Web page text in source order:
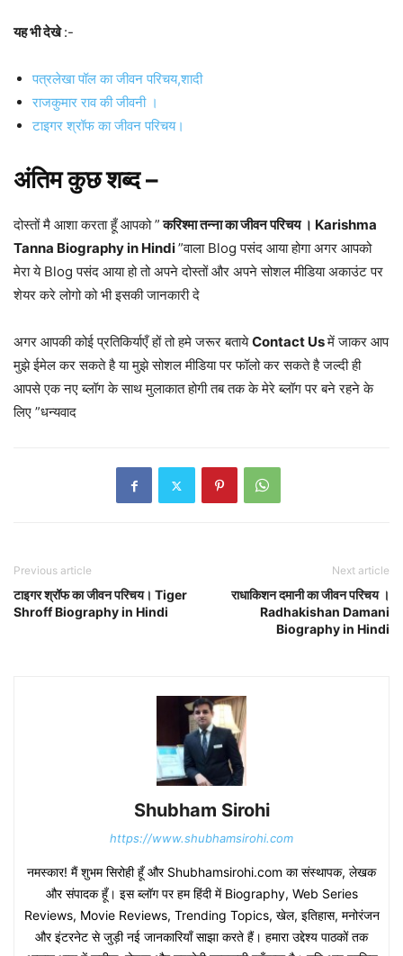
यह भी देखे:-
पत्रलेखा पॉल का जीवन परिचय,शादी
राजकुमार राव की जीवनी ।
टाइगर श्रॉफ का जीवन परिचय।
अंतिम कुछ शब्द –
दोस्तों मै आशा करता हूँ आपको ”करिश्मा तन्ना का जीवन परिचय । Karishma
Tanna Biography in Hindi”वाला Blog पसंद आया होगा अगर आपको
मेरा ये Blog पसंद आया हो तो अपने दोस्तों और अपने सोशल मीडिया अकाउंट पर
शेयर करे लोगो को भी इसकी जानकारी दे
अगर आपकी कोई प्रतिकिर्याएँ हों तो हमे जरूर बतायेContact Usमें जाकर आप
मुझे ईमेल कर सकते है या मुझे सोशल मीडिया पर फॉलो कर सकते है जल्दी ही
आपसे एक नए ब्लॉग के साथ मुलाकात होगी तब तक के मेरे ब्लॉग पर बने रहने के
लिए ”धन्यवाद
Previous article
टाइगर श्रॉफ का जीवन परिचय। Tiger
Shroff Biography in Hindi
Next article
राधाकिशन दमानी का जीवन परिचय ।
Radhakishan Damani
Biography in Hindi
Shubham Sirohi
https://www.shubhamsirohi.com
नमस्कार! मैं शुभम सिरोही हूँ और Shubhamsirohi.com का संस्थापक, लेखक
और संपादक हूँ। इस ब्लॉग पर हम हिंदी में Biography, Web Series
Reviews, Movie Reviews, Trending Topics, खेल, इतिहास, मनोरंजन
और इंटरनेट से जुड़ी नई जानकारियाँ साझा करते हैं। हमारा उद्देश्य पाठकों तक